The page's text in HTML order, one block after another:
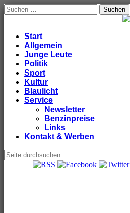
Suchen
nach:
Nachrichten aus dem Ländchen für das
Main
menu
Skip
content
Start
Allgemein
Junge Leute
Politik
Sport
Kultur
Blaulicht
Service
Newsletter
Benzinpreise
Links
Kontakt & Werben
Sub